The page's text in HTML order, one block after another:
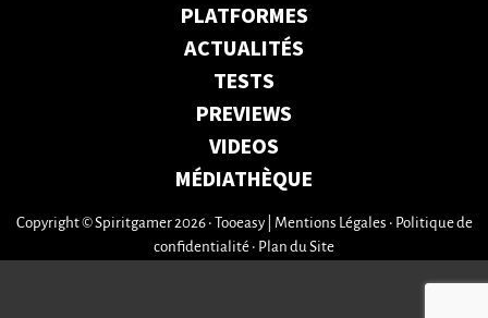
PLATFORMES
ACTUALITÉS
TESTS
PREVIEWS
VIDEOS
MÉDIATHÈQUE
Copyright © Spiritgamer 2026 • Tooeasy Mentions Légales • Politique de
confidentialité • Plan du Site